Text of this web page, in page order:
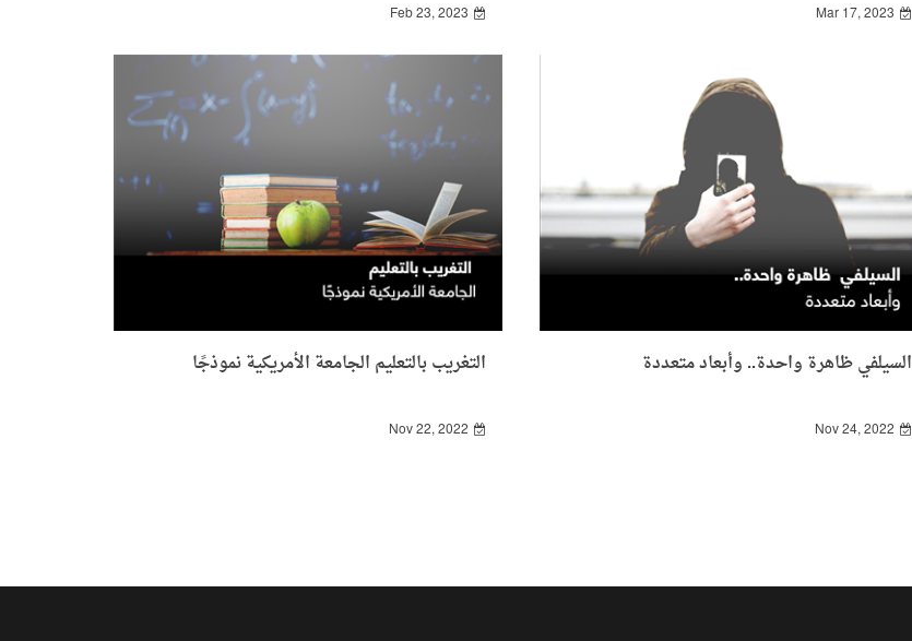
Mar 17, 2023
Feb 23, 2023
السيلفي ظاهرة واحدة.. وأبعاد متعددة
Nov 24, 2022
التغريب بالتعليم الجامعة الأمريكية نموذجًا
Nov 22, 2022